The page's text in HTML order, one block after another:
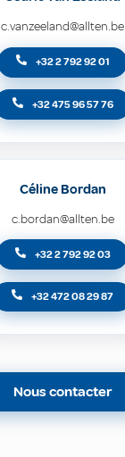
c.vanzeeland@allten.be
+32 2 792 92 01
+32 475 96 57 76
Céline Bordan
c.bordan@allten.be
+32 2 792 92 03
+32 472 08 29 87
Nous contacter